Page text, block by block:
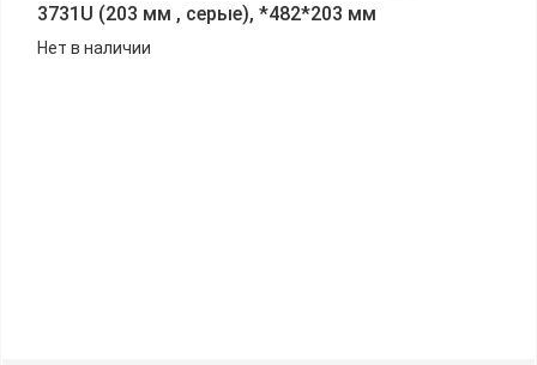
3731U (203 мм , серые), *482*203 мм
Нет в наличии